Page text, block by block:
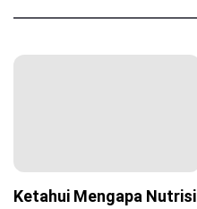
Ketahui Mengapa Nutrisi